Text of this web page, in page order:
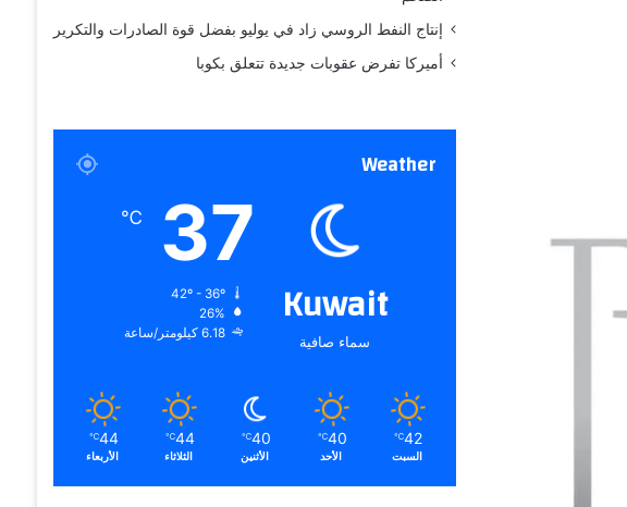
إنتاج النفط الروسي زاد في يوليو بفضل قوة الصادرات والتكرير
أميركا تفرض عقوبات جديدة تتعلق بكوبا
Weather
Kuwait
سماء صافية
37
℃
26%
6.18 كيلومتر/ساعة
42
℃
السبت
40
℃
الأحد
40
℃
الأثنين
44
℃
الثلاثاء
44
℃
الأربعاء